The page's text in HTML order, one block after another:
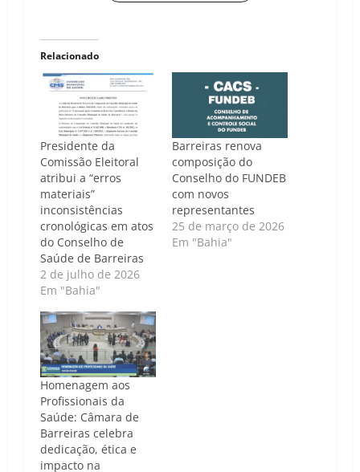
Relacionado
Presidente da
Comissão Eleitoral
atribui a “erros
materiais”
inconsistências
cronológicas em atos
do Conselho de
Saúde de Barreiras
2 de julho de 2026
Em "Bahia"
Barreiras renova
composição do
Conselho do FUNDEB
com novos
representantes
25 de março de 2026
Em "Bahia"
Homenagem aos
Profissionais da
Saúde: Câmara de
Barreiras celebra
dedicação, ética e
impacto na